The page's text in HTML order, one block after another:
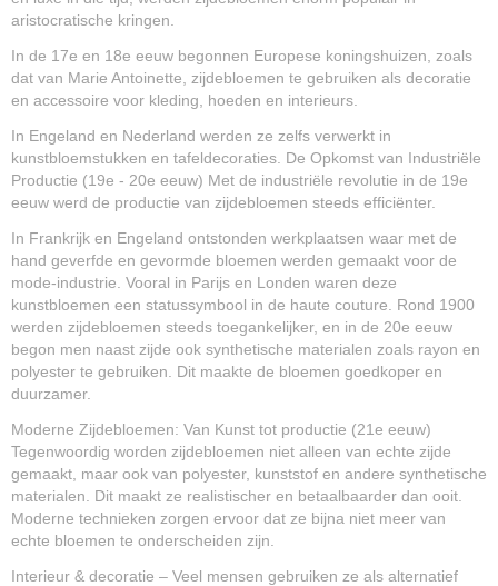
aristocratische kringen.
In de 17e en 18e eeuw begonnen Europese koningshuizen, zoals
dat van Marie Antoinette, zijdebloemen te gebruiken als decoratie
en accessoire voor kleding, hoeden en interieurs.
In Engeland en Nederland werden ze zelfs verwerkt in
kunstbloemstukken en tafeldecoraties. De Opkomst van Industriële
Productie (19e - 20e eeuw) Met de industriële revolutie in de 19e
eeuw werd de productie van zijdebloemen steeds efficiënter.
In Frankrijk en Engeland ontstonden werkplaatsen waar met de
hand geverfde en gevormde bloemen werden gemaakt voor de
mode-industrie. Vooral in Parijs en Londen waren deze
kunstbloemen een statussymbool in de haute couture. Rond 1900
werden zijdebloemen steeds toegankelijker, en in de 20e eeuw
begon men naast zijde ook synthetische materialen zoals rayon en
polyester te gebruiken. Dit maakte de bloemen goedkoper en
duurzamer.
Moderne Zijdebloemen: Van Kunst tot productie (21e eeuw)
Tegenwoordig worden zijdebloemen niet alleen van echte zijde
gemaakt, maar ook van polyester, kunststof en andere synthetische
materialen. Dit maakt ze realistischer en betaalbaarder dan ooit.
Moderne technieken zorgen ervoor dat ze bijna niet meer van
echte bloemen te onderscheiden zijn.
Interieur & decoratie – Veel mensen gebruiken ze als alternatief